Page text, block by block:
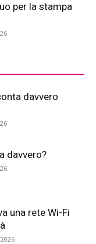
per la stampa
davvero
davvero?
una rete Wi-Fi